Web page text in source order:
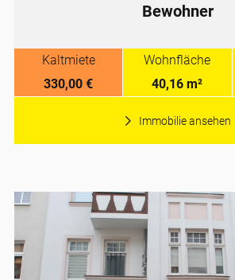
Bewohner
Kaltmiete
330,00 €
Wohnfläche
40,16 m²
Immobilie ansehen